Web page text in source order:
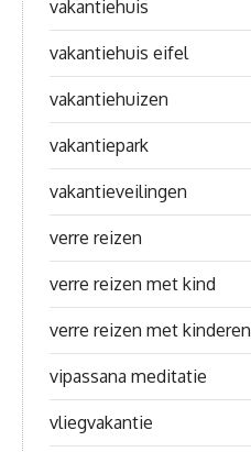
vakantiehuis
vakantiehuis eifel
vakantiehuizen
vakantiepark
vakantieveilingen
verre reizen
verre reizen met kind
verre reizen met kinderen
vipassana meditatie
vliegvakantie